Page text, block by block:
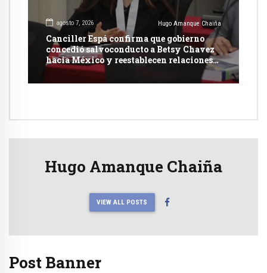
agosto 7, 2026 Hugo Amanque Chaiña
Canciller Espá confirma que gobierno
concedió salvoconducto a Betsy Chavez
hacia México y reestablecen relaciones
con dicho país
Hugo Amanque Chaiña
VIEW ALL POSTS
Post Banner